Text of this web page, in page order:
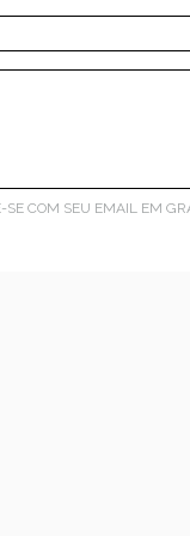
SE COM SEU EMAIL EM